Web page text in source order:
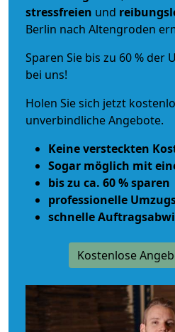
stressfreien und
Berlin nach Altengroden
Sparen Sie bis zu 60 % der
bei uns!
Holen Sie sich jetzt
unverbindliche Angebote.
Keine versteckten
Sogar möglich mit
bis zu ca. 60 % sparen
professionelle
schnelle
Kostenlose